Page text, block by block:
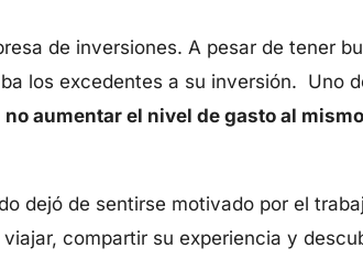
de inversiones. A pesar de tener
los excedentes a su inversión. Uno
no aumentar el nivel de gasto al
dejó de sentirse motivado por el
compartir su experiencia y